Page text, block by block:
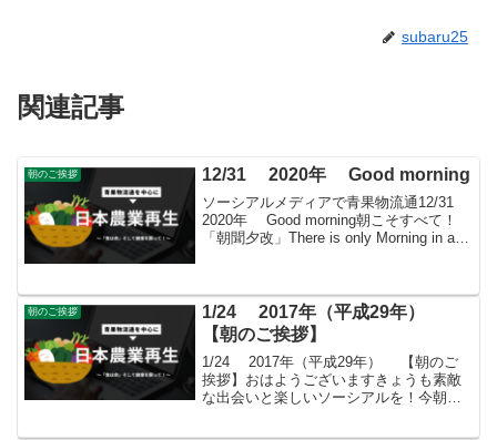
subaru25
関連記事
朝のご挨拶 12/31 2020年 Good morning
ソーシアルメディアで青果物流通12/31
2020年 Good morning朝こそすべて！
「朝聞夕改」There is only Morning in all
朝のご挨拶
1/24 2017年（平成29年）
【朝のご挨拶】
1/24 2017年（平成29年） 【朝のご
挨拶】おはようございますきょうも素敵
な出会いと楽しいソーシアルを！今朝は